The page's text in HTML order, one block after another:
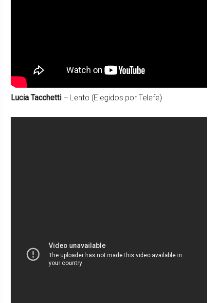
Lucia Tacchetti – Lento (Elegidos por Telefe)